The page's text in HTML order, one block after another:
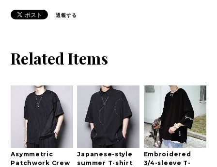
通報する
Related Items
Asymmetric
Patchwork Crew
Japanese-style
summer T-shirt
Embroidered
3/4-sleeve T-